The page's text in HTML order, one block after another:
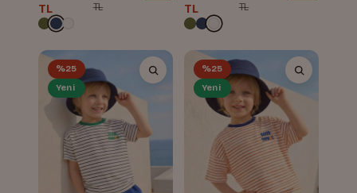
TL
TL
TL
TL
%25
Yeni
%25
Yeni